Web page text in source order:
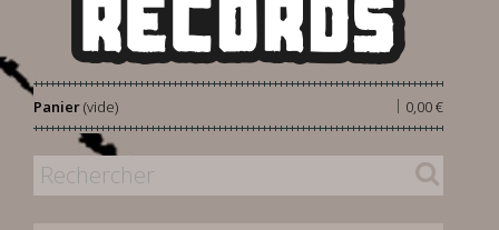
Panier 0,00 €
|
(vide)